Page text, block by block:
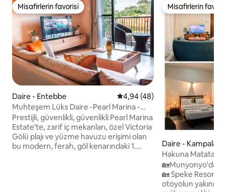
Misafirlerin favorisi
Misafirlerin favorisi
Daire - Entebbe 5 üzerinden ortalama 4,94
4,94 (48)
Muhteşem Lüks Daire -Pearl Marina -
Entebbe
Prestijli, güvenlikli, güvenlikli Pearl Marina
Estate'te, zarif iç mekanları, özel Victoria
Gölü plajı ve yüzme havuzu erişimi olan
bu modern, ferah, göl kenarındaki 1.
Misafirlerin
Misafirlerin
Daire - Kampala
Hakuna Matata |
| Munyonyo
🏡Munyonyo'da
🏡 Speke Resort, Victoria Gölü ve
otoyolun